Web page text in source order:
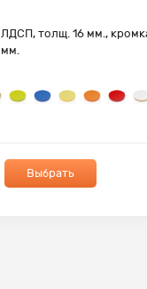
ЛДСП, толщ. 16 мм.,
мм.
Выбрать